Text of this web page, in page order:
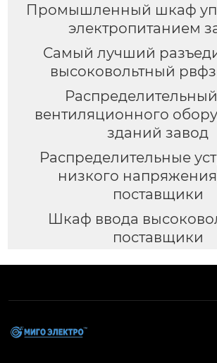
Промышленный шкаф
электропитанием
Самый лучший
высоковольтный
вентиляционного
зданий завод
Распределительные
низкого
поставщики
Шкаф ввода
поставщики